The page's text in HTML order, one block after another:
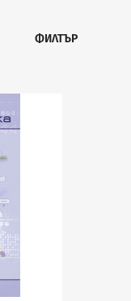
ФИЛТЪР